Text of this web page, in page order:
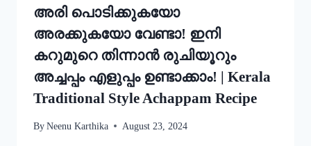
അരി പൊടിക്കുകയോ
അരക്കുകയോ വേണ്ടാ! ഇനി
കറുമുറെ തിന്നാൻ രുചിയൂറും
അച്ചപ്പം എളുപ്പം ഉണ്ടാക്കാം! | Kerala
Traditional Style Achappam Recipe
By Neenu Karthika August 23, 2024